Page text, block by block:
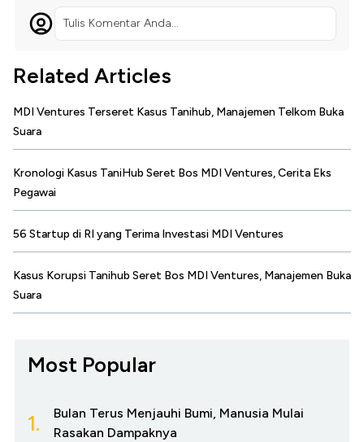
Tulis Komentar Anda...
Related Articles
MDI Ventures Terseret Kasus Tanihub, Manajemen Telkom Buka
Suara
Kronologi Kasus TaniHub Seret Bos MDI Ventures, Cerita Eks
Pegawai
56 Startup di RI yang Terima Investasi MDI Ventures
Kasus Korupsi Tanihub Seret Bos MDI Ventures, Manajemen Buka
Suara
Most Popular
1.
Bulan Terus Menjauhi Bumi, Manusia Mulai
Rasakan Dampaknya